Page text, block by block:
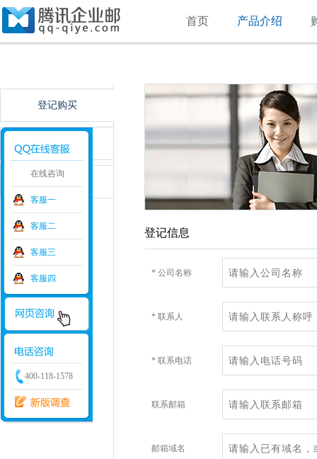
首页 产品介绍
登记购买
价格查询
渠道加盟
登记信息
* 公司名称
* 联系人
* 联系电话
联系邮箱
邮箱域名
在线咨询
客服一
客服二
客服三
客服四
400-118-1578